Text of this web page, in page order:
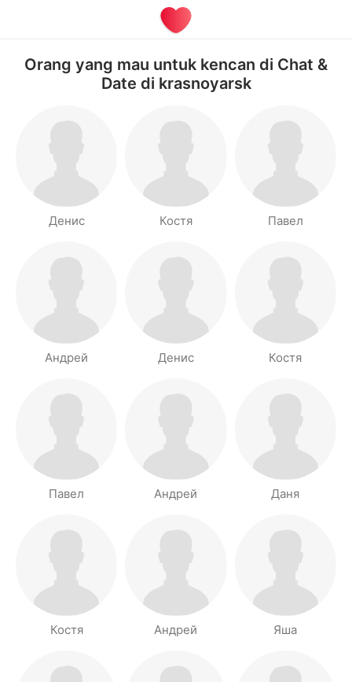
Orang yang mau untuk kencan di Chat &
Date di krasnoyarsk
Денис Костя Павел
Андрей Денис Костя
Павел Андрей Даня
Костя Андрей Яша